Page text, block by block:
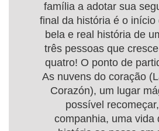
família a adotar sua
final da história é o início
bela e real história de
três pessoas que
quatro! O ponto de
As nuvens do coração
Corazón), um lugar
possível
companhia, uma vida